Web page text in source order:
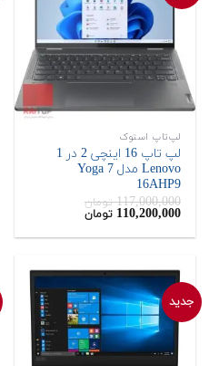
لپ‌تاپ استوک
لپ تاپ 16 اینچی 2 در 1
Lenovo مدل Yoga 7
16AHP9
117,000,000 تومان
قیمت
اصلی:
117,000,000
110,200,000 تومانقیمت
110,200,000
جدید